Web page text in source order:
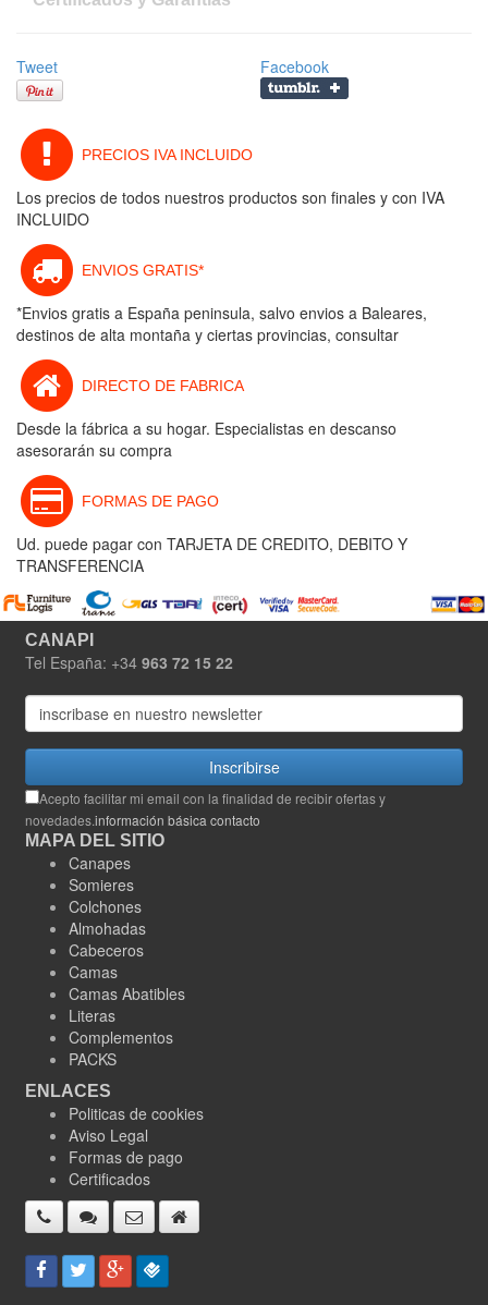
Tweet Facebook
PRECIOS IVA INCLUIDO
Los precios de todos nuestros productos son finales y con IVA
INCLUIDO
ENVIOS GRATIS*
*Envios gratis a España peninsula, salvo envios a Baleares,
destinos de alta montaña y ciertas provincias, consultar
DIRECTO DE FABRICA
Desde la fábrica a su hogar. Especialistas en descanso
asesorarán su compra
FORMAS DE PAGO
Ud. puede pagar con TARJETA DE CREDITO, DEBITO Y
TRANSFERENCIA
CANAPI
Tel España: +34 963 72 15 22
Inscribirse
Acepto facilitar mi email con la finalidad de recibir ofertas y
novedades.información básica contacto
MAPA DEL SITIO
Canapes
Somieres
Colchones
Almohadas
Cabeceros
Camas
Camas Abatibles
Literas
Complementos
PACKS
ENLACES
Politicas de cookies
Aviso Legal
Formas de pago
Certificados